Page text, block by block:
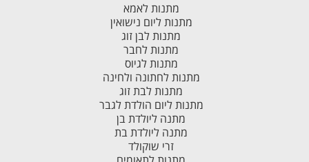
מתנות לאמא
מתנות ליום נישואין
מתנות לבן זוג
מתנות לחבר
מתנות לגיוס
מתנות לחתונה ולחינה
מתנות לבת זוג
מתנות ליום הולדת לגבר
מתנה ליולדת בן
מתנה ליולדת בת
זרי שוקולד